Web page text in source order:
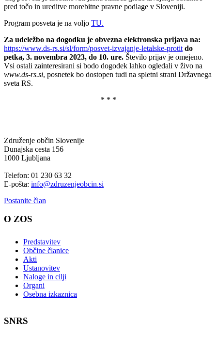
pred točo in ureditve morebitne pravne podlage v Sloveniji.
Program posveta je na voljo TU.
Za udeležbo na dogodku je obvezna elektronska prijava na:
https://www.ds-rs.si/sl/form/posvet-izvajanje-letalske-protit do
petka, 3. novembra 2023, do 10. ure. Število prijav je omejeno.
Vsi ostali zainteresirani si bodo dogodek lahko ogledali v živo na
www.ds-rs.si, posnetek bo dostopen tudi na spletni strani Državnega
sveta RS.
* * *
Združenje občin Slovenije
Dunajska cesta 156
1000 Ljubljana
Telefon: 01 230 63 32
E-pošta: info@zdruzenjeobcin.si
Postanite član
O ZOS
Predstavitev
Občine članice
Akti
Ustanovitev
Naloge in cilji
Organi
Osebna izkaznica
SNRS